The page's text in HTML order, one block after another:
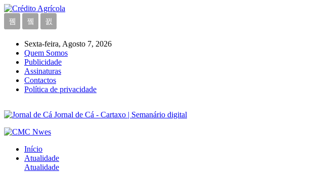
Sexta-feira, Agosto 7, 2026
Quem Somos
Publicidade
Assinaturas
Contactos
Política de privacidade
Jornal de Cá - Cartaxo | Semanário digital
Início
Atualidade
Atualidade